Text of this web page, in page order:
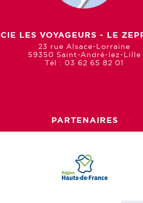
CIE LES VOYAGEURS - LE
23 rue Alsace-Lorraine
59350 Saint-André-lez-Lille
Tél : 03 62 65 82 01
PARTENAIRES